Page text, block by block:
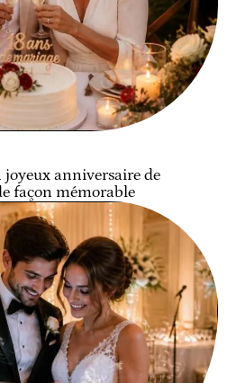
anniversaire de
façon mémorable